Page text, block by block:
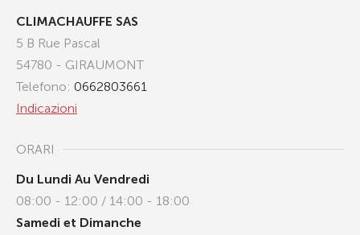
CLIMACHAUFFE SAS
5 B Rue Pascal
54780 - GIRAUMONT
Telefono: 0662803661
Indicazioni
ORARI
Du Lundi Au Vendredi
08:00 - 12:00 / 14:00 - 18:00
Samedi et Dimanche